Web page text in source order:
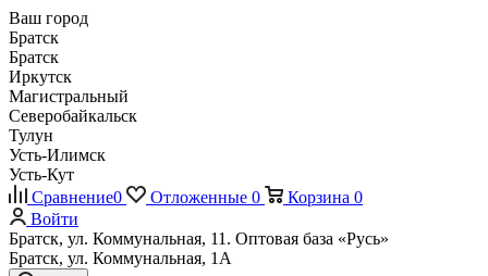
Ваш город
Братск
Братск
Иркутск
Магистральный
Северобайкальск
Тулун
Усть-Илимск
Усть-Кут
Сравнение0 Отложенные 0 Корзина 0
Войти
Братск, ул. Коммунальная, 11. Оптовая база «Русь»
Братск, ул. Коммунальная, 1А